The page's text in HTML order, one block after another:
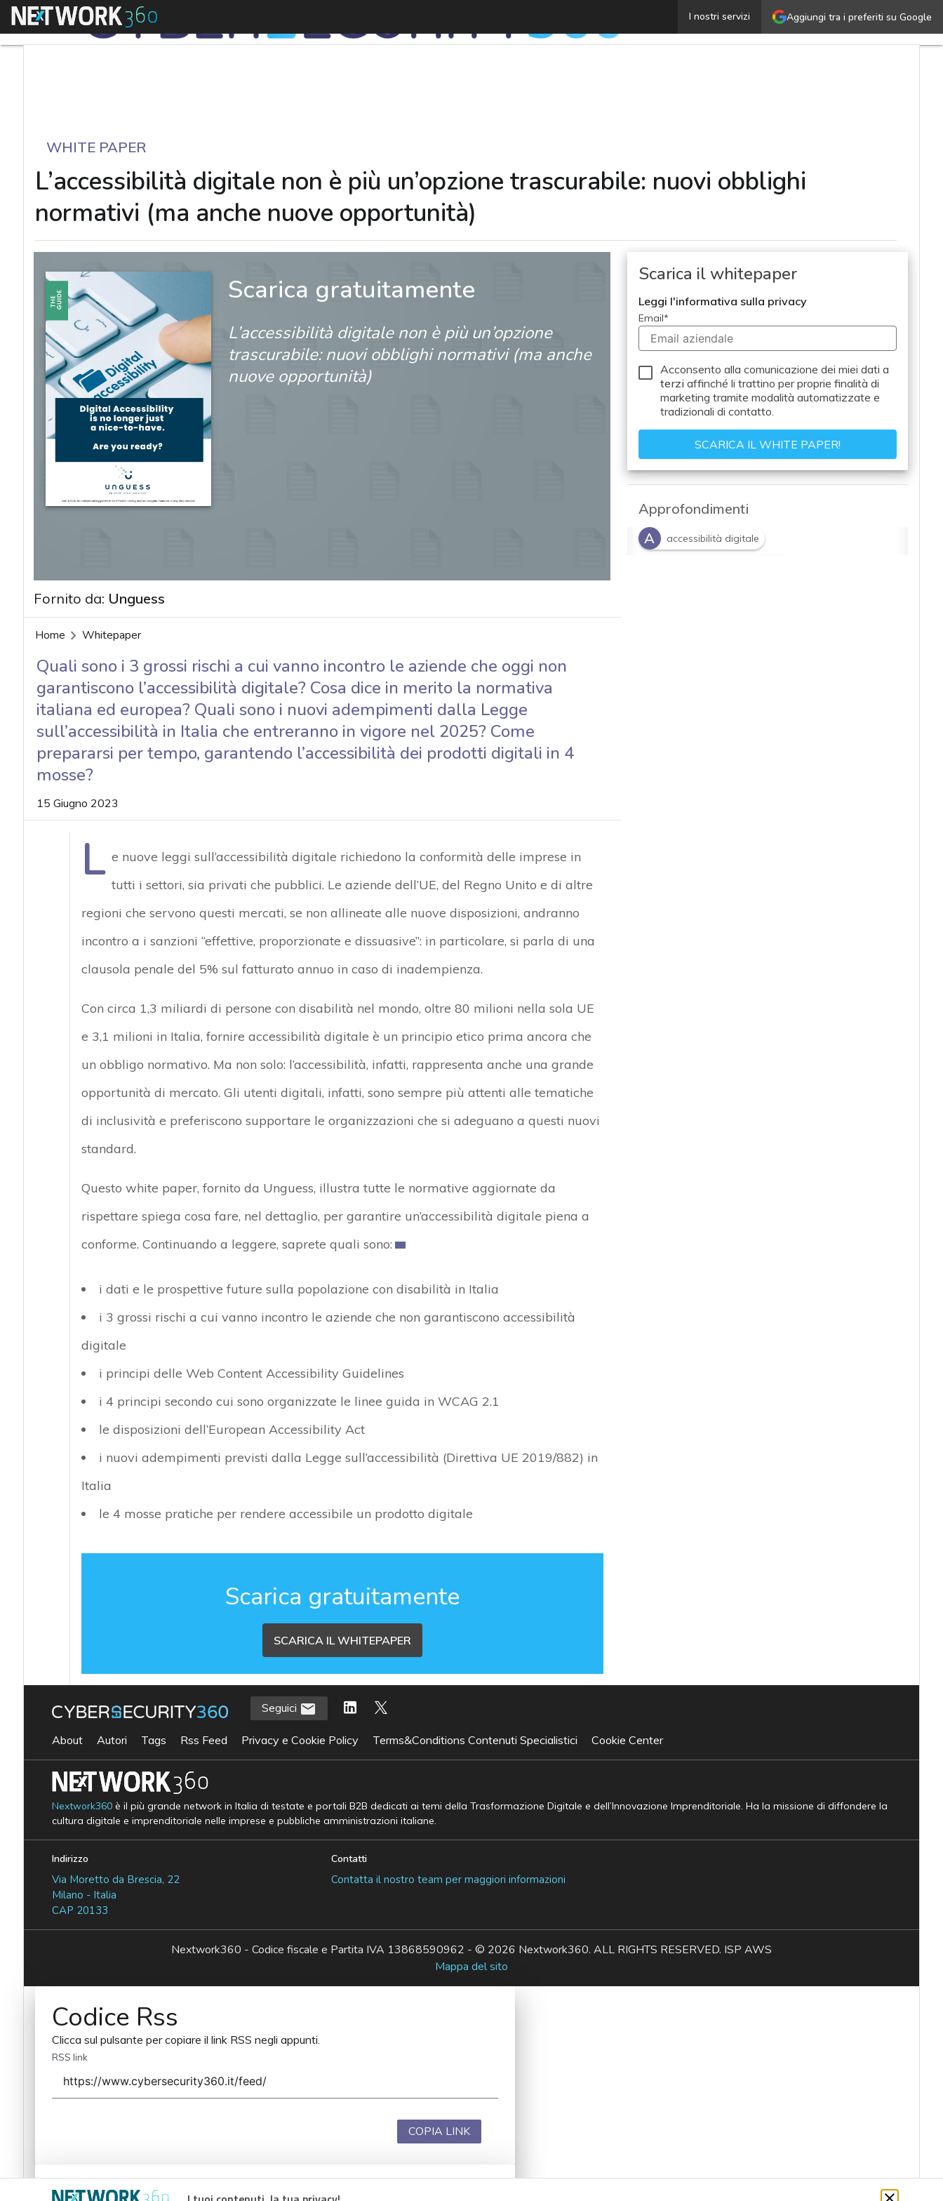
Aggiungi tra i preferiti su Google
I nostri servizi
Menu L’accessibilità digitale non è più un’opzione
WHITE PAPER
L’accessibilità digitale non è più un’opzione trascurabile: nuovi obblighi
normativi (ma anche nuove opportunità)
Scarica gratuitamente
L’accessibilità digitale non è più un’opzione
trascurabile: nuovi obblighi normativi (ma anche
nuove opportunità)
Fornito da: Unguess
Home Whitepaper
Quali sono i 3 grossi rischi a cui vanno incontro le aziende che oggi non
garantiscono l’accessibilità digitale? Cosa dice in merito la normativa
italiana ed europea? Quali sono i nuovi adempimenti dalla Legge
sull’accessibilità in Italia che entreranno in vigore nel 2025? Come
prepararsi per tempo, garantendo l’accessibilità dei prodotti digitali in 4
mosse?
15 Giugno 2023
L e nuove leggi sull’accessibilità digitale richiedono la conformità delle imprese in
tutti i settori, sia privati che pubblici. Le aziende dell’UE, del Regno Unito e di altre
regioni che servono questi mercati, se non allineate alle nuove disposizioni, andranno
incontro a i sanzioni “effettive, proporzionate e dissuasive”: in particolare, si parla di una
clausola penale del 5% sul fatturato annuo in caso di inadempienza.
Con circa 1,3 miliardi di persone con disabilità nel mondo, oltre 80 milioni nella sola UE
e 3,1 milioni in Italia, fornire accessibilità digitale è un principio etico prima ancora che
un obbligo normativo. Ma non solo: l’accessibilità, infatti, rappresenta anche una grande
opportunità di mercato. Gli utenti digitali, infatti, sono sempre più attenti alle tematiche
di inclusività e preferiscono supportare le organizzazioni che si adeguano a questi nuovi
standard.
Questo white paper, fornito da Unguess, illustra tutte le normative aggiornate da
rispettare spiega cosa fare, nel dettaglio, per garantire un’accessibilità digitale piena a
conforme. Continuando a leggere, saprete quali sono:
i dati e le prospettive future sulla popolazione con disabilità in Italia
i 3 grossi rischi a cui vanno incontro le aziende che non garantiscono accessibilità
digitale
i principi delle Web Content Accessibility Guidelines
i 4 principi secondo cui sono organizzate le linee guida in WCAG 2.1
le disposizioni dell’European Accessibility Act
i nuovi adempimenti previsti dalla Legge sull’accessibilità (Direttiva UE 2019/882) in
Italia
le 4 mosse pratiche per rendere accessibile un prodotto digitale
Scarica gratuitamente
SCARICA IL WHITEPAPER
Scarica il whitepaper
Leggi l'informativa sulla privacy
Email*
Acconsento alla comunicazione dei miei dati a
terzi affinché li trattino per proprie finalità di
marketing tramite modalità automatizzate e
tradizionali di contatto.
Approfondimenti
A
accessibilità digitale
Seguici
About Autori Tags Rss Feed Privacy e Cookie Policy Terms&Conditions Contenuti Specialistici Cookie Center
Nextwork360è il più grande network in Italia di testate e portali B2B dedicati ai temi della Trasformazione Digitale e dell’Innovazione Imprenditoriale. Ha la missione di diffondere la
cultura digitale e imprenditoriale nelle imprese e pubbliche amministrazioni italiane.
Indirizzo
Via Moretto da Brescia, 22
Milano - Italia
CAP 20133
Contatti
Contatta il nostro team per maggiori informazioni
Nextwork360 - Codice fiscale e Partita IVA 13868590962 - © 2026 Nextwork360. ALL RIGHTS RESERVED. ISP AWS
Mappa del sito
Codice Rss
Clicca sul pulsante per copiare il link RSS negli appunti.
RSS link
COPIA LINK